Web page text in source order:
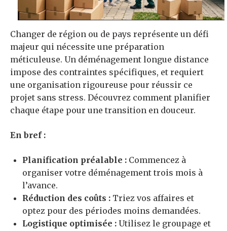
Changer de région ou de pays représente un défi
majeur qui nécessite une préparation
méticuleuse. Un déménagement longue distance
impose des contraintes spécifiques, et requiert
une organisation rigoureuse pour réussir ce
projet sans stress. Découvrez comment planifier
chaque étape pour une transition en douceur.
En bref :
Planification préalable : Commencez à
organiser votre déménagement trois mois à
l’avance.
Réduction des coûts : Triez vos affaires et
optez pour des périodes moins demandées.
Logistique optimisée : Utilisez le groupage et